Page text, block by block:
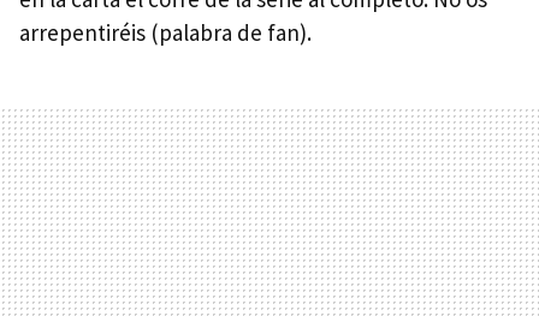
arrepentiréis (palabra de fan).